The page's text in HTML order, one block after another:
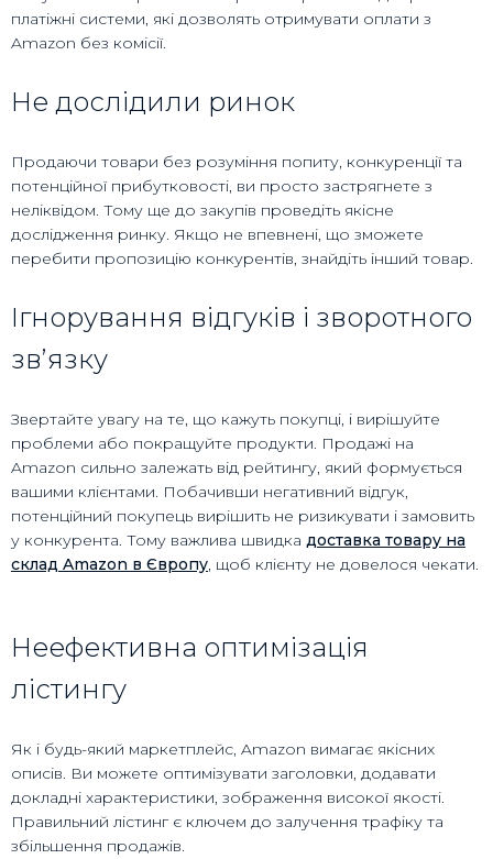
платіжні системи, які дозволять отримувати оплати з
Amazon без комісії.
Не дослідили ринок
Продаючи товари без розуміння попиту, конкуренції та
потенційної прибутковості, ви просто застрягнете з
неліквідом. Тому ще до закупів проведіть якісне
дослідження ринку. Якщо не впевнені, що зможете
перебити пропозицію конкурентів, знайдіть інший товар.
Ігнорування відгуків і зворотного
зв’язку
Звертайте увагу на те, що кажуть покупці, і вирішуйте
проблеми або покращуйте продукти. Продажі на
Amazon сильно залежать від рейтингу, який формується
вашими клієнтами. Побачивши негативний відгук,
потенційний покупець вирішить не ризикувати і замовить
у конкурента. Тому важлива швидка доставка товару на
склад Amazon в Європу, щоб клієнту не довелося чекати.
Неефективна оптимізація
лістингу
Як і будь-який маркетплейс, Amazon вимагає якісних
описів. Ви можете оптимізувати заголовки, додавати
докладні характеристики, зображення високої якості.
Правильний лістинг є ключем до залучення трафіку та
збільшення продажів.